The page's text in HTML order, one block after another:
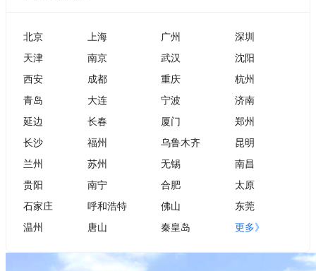
北京 上海 广州
深圳
天津
南京 武汉
沈阳
西安
成都 重庆
杭州
青岛
大连 宁波
济南
延边
长春 厦门
郑州
长沙
福州 乌鲁木齐
昆明
兰州
苏州 无锡
南昌
贵阳
南宁 合肥
太原
石家庄
呼和浩特 佛山
东莞
温州
唐山 秦皇岛 更多》